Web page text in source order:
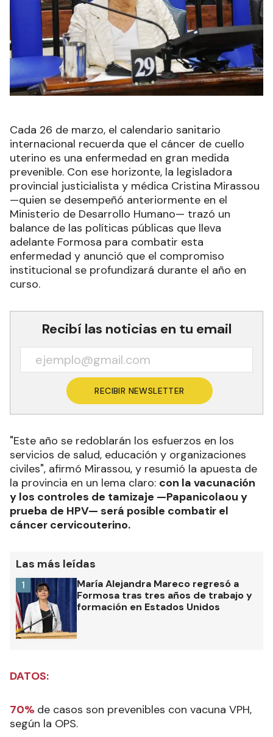
Cada 26 de marzo, el calendario sanitario
internacional recuerda que el cáncer de cuello
uterino es una enfermedad en gran medida
prevenible. Con ese horizonte, la legisladora
provincial justicialista y médica Cristina Mirassou
—quien se desempeñó anteriormente en el
Ministerio de Desarrollo Humano— trazó un
balance de las políticas públicas que lleva
adelante Formosa para combatir esta
enfermedad y anunció que el compromiso
institucional se profundizará durante el año en
curso.
Recibí las noticias en tu email
RECIBIR NEWSLETTER
"Este año se redoblarán los esfuerzos en los
servicios de salud, educación y organizaciones
civiles", afirmó Mirassou, y resumió la apuesta de
la provincia en un lema claro: con la vacunación
y los controles de tamizaje —Papanicolaou y
prueba de HPV— será posible combatir el
cáncer cervicouterino.
Las más leídas
María Alejandra Mareco regresó a
Formosa tras tres años de trabajo y
formación en Estados Unidos
1
DATOS:
70% de casos son prevenibles con vacuna VPH,
según la OPS.